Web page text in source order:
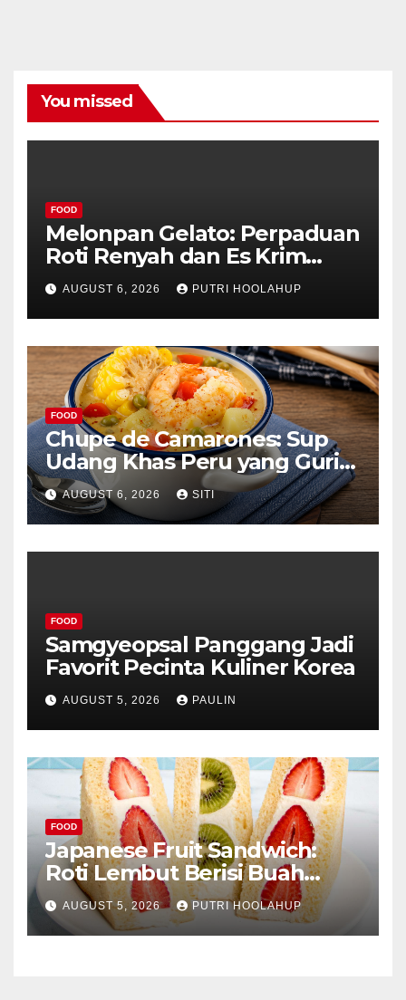
You missed
FOOD
Melonpan Gelato: Perpaduan
Roti Renyah dan Es Krim
Lembut yang Menggoda
AUGUST 6, 2026 PUTRI HOOLAHUP
FOOD
Chupe de Camarones: Sup
Udang Khas Peru yang Gurih
Lezat
AUGUST 6, 2026 SITI
FOOD
Samgyeopsal Panggang Jadi
Favorit Pecinta Kuliner Korea
AUGUST 5, 2026 PAULIN
FOOD
Japanese Fruit Sandwich:
Roti Lembut Berisi Buah
Segar yang Memikat Selera
AUGUST 5, 2026 PUTRI HOOLAHUP